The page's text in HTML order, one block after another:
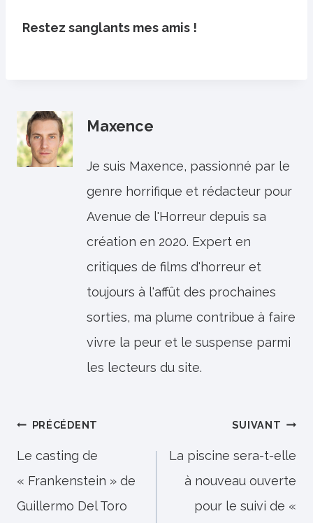
Restez sanglants mes amis !
Maxence
Je suis Maxence, passionné par le
genre horrifique et rédacteur pour
Avenue de l'Horreur depuis sa
création en 2020. Expert en
critiques de films d'horreur et
toujours à l'affût des prochaines
sorties, ma plume contribue à faire
vivre la peur et le suspense parmi
les lecteurs du site.
Navigation
de
l’article
PRÉCÉDENT
Le casting de
« Frankenstein » de
Guillermo Del Toro
SUIVANT
La piscine sera-t-elle
à nouveau ouverte
pour le suivi de «